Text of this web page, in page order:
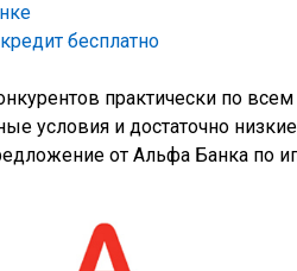
бесплатно
практически по всем
условия и достаточно низкие
от Альфа Банка по